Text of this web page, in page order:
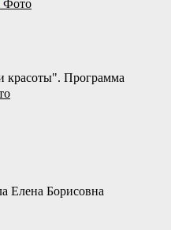
Фото
красоты". Программа
Елена Борисовна